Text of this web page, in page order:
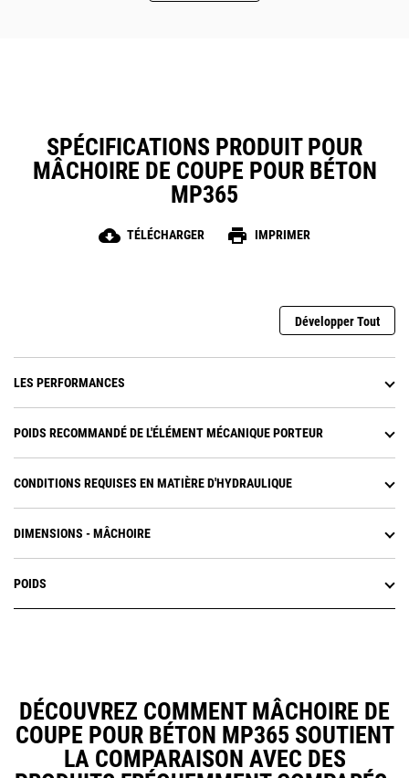
SPÉCIFICATIONS PRODUIT POUR
MÂCHOIRE DE COUPE POUR BÉTON
MP365
cloud_download TÉLÉCHARGER print IMPRIMER
Développer Tout
LES PERFORMANCES
POIDS RECOMMANDÉ DE L'ÉLÉMENT MÉCANIQUE PORTEUR
CONDITIONS REQUISES EN MATIÈRE D'HYDRAULIQUE
DIMENSIONS - MÂCHOIRE
POIDS
DÉCOUVREZ COMMENT MÂCHOIRE DE
COUPE POUR BÉTON MP365 SOUTIENT
LA COMPARAISON AVEC DES